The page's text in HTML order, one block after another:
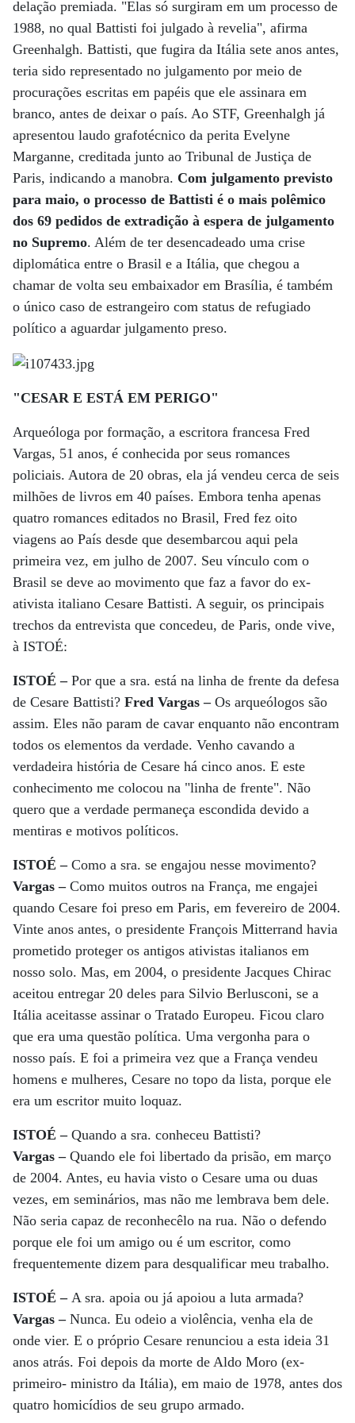
delação premiada. "Elas só surgiram em um processo de
1988, no qual Battisti foi julgado à revelia", afirma
Greenhalgh. Battisti, que fugira da Itália sete anos antes,
teria sido representado no julgamento por meio de
procurações escritas em papéis que ele assinara em
branco, antes de deixar o país. Ao STF, Greenhalgh já
apresentou laudo grafotécnico da perita Evelyne
Marganne, creditada junto ao Tribunal de Justiça de
Paris, indicando a manobra. Com julgamento previsto
para maio, o processo de Battisti é o mais polêmico
dos 69 pedidos de extradição à espera de julgamento
no Supremo. Além de ter desencadeado uma crise
diplomática entre o Brasil e a Itália, que chegou a
chamar de volta seu embaixador em Brasília, é também
o único caso de estrangeiro com status de refugiado
político a aguardar julgamento preso.
"CESAR E ESTÁ EM PERIGO"
Arqueóloga por formação, a escritora francesa Fred
Vargas, 51 anos, é conhecida por seus romances
policiais. Autora de 20 obras, ela já vendeu cerca de seis
milhões de livros em 40 países. Embora tenha apenas
quatro romances editados no Brasil, Fred fez oito
viagens ao País desde que desembarcou aqui pela
primeira vez, em julho de 2007. Seu vínculo com o
Brasil se deve ao movimento que faz a favor do ex-
ativista italiano Cesare Battisti. A seguir, os principais
trechos da entrevista que concedeu, de Paris, onde vive,
à ISTOÉ:
ISTOÉ – Por que a sra. está na linha de frente da defesa
de Cesare Battisti? Fred Vargas –Os arqueólogos são
assim. Eles não param de cavar enquanto não encontram
todos os elementos da verdade. Venho cavando a
verdadeira história de Cesare há cinco anos. E este
conhecimento me colocou na "linha de frente". Não
quero que a verdade permaneça escondida devido a
mentiras e motivos políticos.
ISTOÉ –Como a sra. se engajou nesse movimento?
Vargas –Como muitos outros na França, me engajei
quando Cesare foi preso em Paris, em fevereiro de 2004.
Vinte anos antes, o presidente François Mitterrand havia
prometido proteger os antigos ativistas italianos em
nosso solo. Mas, em 2004, o presidente Jacques Chirac
aceitou entregar 20 deles para Silvio Berlusconi, se a
Itália aceitasse assinar o Tratado Europeu. Ficou claro
que era uma questão política. Uma vergonha para o
nosso país. E foi a primeira vez que a França vendeu
homens e mulheres, Cesare no topo da lista, porque ele
era um escritor muito loquaz.
ISTOÉ –Quando a sra. conheceu Battisti?
Vargas –Quando ele foi libertado da prisão, em março
de 2004. Antes, eu havia visto o Cesare uma ou duas
vezes, em seminários, mas não me lembrava bem dele.
Não seria capaz de reconhecêlo na rua. Não o defendo
porque ele foi um amigo ou é um escritor, como
frequentemente dizem para desqualificar meu trabalho.
ISTOÉ – A sra. apoia ou já apoiou a luta armada?
Vargas – Nunca. Eu odeio a violência, venha ela de
onde vier. E o próprio Cesare renunciou a esta ideia 31
anos atrás. Foi depois da morte de Aldo Moro (ex-
primeiro- ministro da Itália), em maio de 1978, antes dos
quatro homicídios de seu grupo armado.